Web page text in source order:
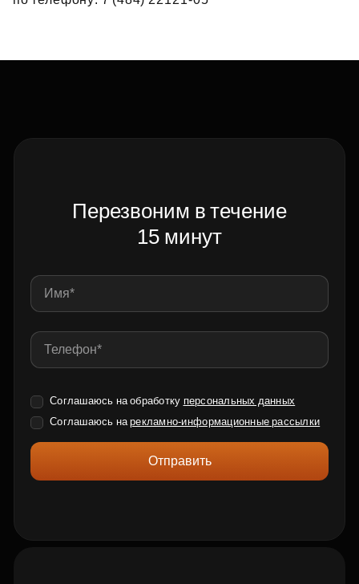
Перезвоним в течение
15 минут
Соглашаюсь на обработку персональных данных
Соглашаюсь нарекламно-информационные рассылки
Отправить